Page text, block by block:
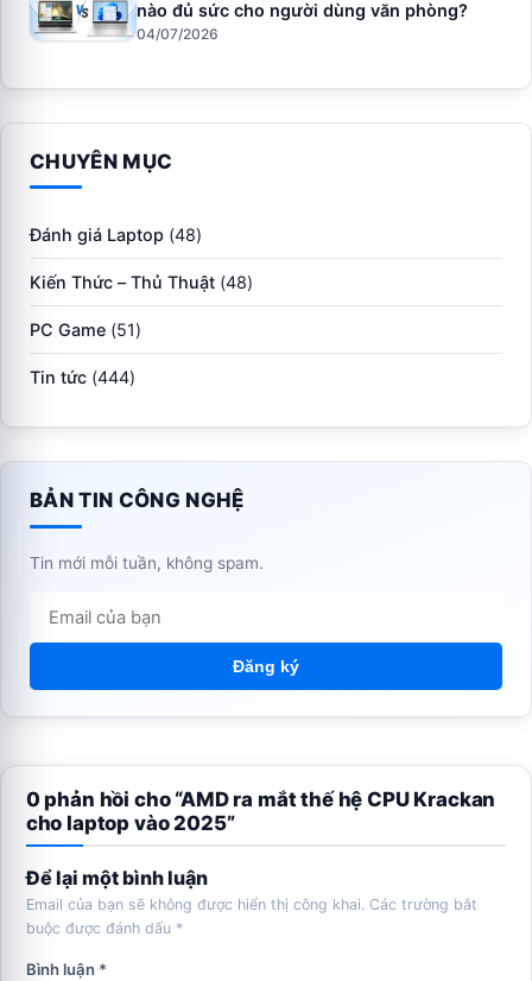
nào đủ sức cho người dùng văn phòng?
04/07/2026
CHUYÊN MỤC
Đánh giá Laptop (48)
Kiến Thức – Thủ Thuật (48)
PC Game (51)
Tin tức (444)
BẢN TIN CÔNG NGHỆ
Tin mới mỗi tuần, không spam.
Đăng ký
0 phản hồi cho “AMD ra mắt thế hệ CPU Krackan
cho laptop vào 2025”
Để lại một bình luận
Email của bạn sẽ không được hiển thị công khai. Các trường bắt
buộc được đánh dấu *
Bình luận *